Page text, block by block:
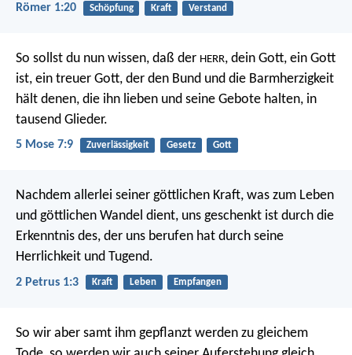
Römer 1:20 Schöpfung Kraft Verstand
So sollst du nun wissen, daß der HERR, dein Gott, ein Gott
ist, ein treuer Gott, der den Bund und die Barmherzigkeit
hält denen, die ihn lieben und seine Gebote halten, in
tausend Glieder.
5 Mose 7:9 Zuverlässigkeit Gesetz Gott
Nachdem allerlei seiner göttlichen Kraft, was zum Leben
und göttlichen Wandel dient, uns geschenkt ist durch die
Erkenntnis des, der uns berufen hat durch seine
Herrlichkeit und Tugend.
2 Petrus 1:3 Kraft Leben Empfangen
So wir aber samt ihm gepflanzt werden zu gleichem